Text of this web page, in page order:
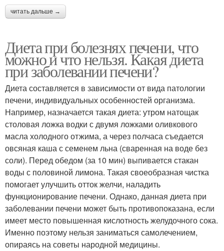
читать дальше →
Диета при болезнях печени, что
можно и что нельзя. Какая диета
при заболевании печени?
Диета составляется в зависимости от вида патологии
печени, индивидуальных особенностей организма.
Например, назначается такая диета: утром натощак
столовая ложка водки с двумя ложками оливкового
масла холодного отжима, а через полчаса съедается
овсяная каша с семенем льна (сваренная на воде без
соли). Перед обедом (за 10 мин) выпивается стакан
воды с половиной лимона. Такая своеобразная чистка
помогает улучшить отток желчи, наладить
функционирование печени. Однако, данная диета при
заболевании печени может быть противопоказана, если
имеет место повышенная кислотность желудочного сока.
Именно поэтому нельзя заниматься самолечением,
опираясь на советы народной медицины.